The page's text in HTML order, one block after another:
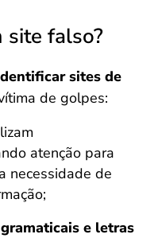
site falso?
sites de
de golpes:
atenção para
necessidade de
e letras